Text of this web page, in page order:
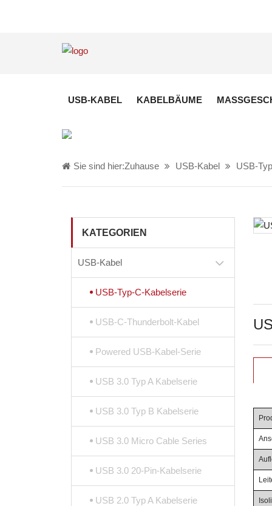
USB-KABEL KABELBÄUME
Sie sind hier:Zuhause USB-Kabel USB-
KATEGORIEN
USB-Kabel
USB-Typ-C-Kabelserie
USB-C-Thunderbolt-Kabel
Powered USB-Kabel-Serie
USB 3.0 Typ A Kabelserie
USB 3.0 Typ B Kabelserie
USB 3.0 Micro Cable Series
USB 3.0 20-Pin-Kabelserie
USB 2.0 Typ A Kabelserie